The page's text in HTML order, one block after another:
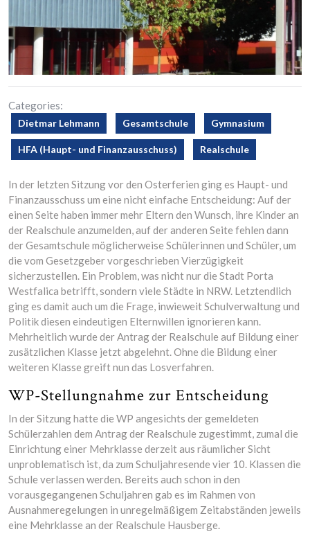
Categories:
Dietmar Lehmann Gesamtschule Gymnasium
HFA (Haupt- und Finanzausschuss) Realschule
In der letzten Sitzung vor den Osterferien ging es Haupt- und
Finanzausschuss um eine nicht einfache Entscheidung: Auf der
einen Seite haben immer mehr Eltern den Wunsch, ihre Kinder an
der Realschule anzumelden, auf der anderen Seite fehlen dann
der Gesamtschule möglicherweise Schülerinnen und Schüler, um
die vom Gesetzgeber vorgeschrieben Vierzügigkeit
sicherzustellen. Ein Problem, was nicht nur die Stadt Porta
Westfalica betrifft, sondern viele Städte in NRW. Letztendlich
ging es damit auch um die Frage, inwieweit Schulverwaltung und
Politik diesen eindeutigen Elternwillen ignorieren kann.
Mehrheitlich wurde der Antrag der Realschule auf Bildung einer
zusätzlichen Klasse jetzt abgelehnt. Ohne die Bildung einer
weiteren Klasse greift nun das Losverfahren.
WP-Stellungnahme zur Entscheidung
In der Sitzung hatte die WP angesichts der gemeldeten
Schülerzahlen dem Antrag der Realschule zugestimmt, zumal die
Einrichtung einer Mehrklasse derzeit aus räumlicher Sicht
unproblematisch ist, da zum Schuljahresende vier 10. Klassen die
Schule verlassen werden. Bereits auch schon in den
vorausgegangenen Schuljahren gab es im Rahmen von
Ausnahmeregelungen in unregelmäßigem Zeitabständen jeweils
eine Mehrklasse an der Realschule Hausberge.